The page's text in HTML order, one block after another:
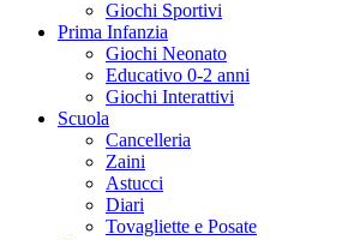
Giochi Sportivi
Prima Infanzia
Giochi Neonato
Educativo 0-2 anni
Giochi Interattivi
Scuola
Cancelleria
Zaini
Astucci
Diari
Tovagliette e Posate